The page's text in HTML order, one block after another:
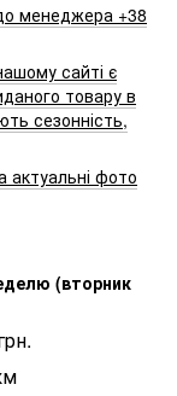
менеджера +38
сайті є
товару в
сезонність,
фото
(вторник